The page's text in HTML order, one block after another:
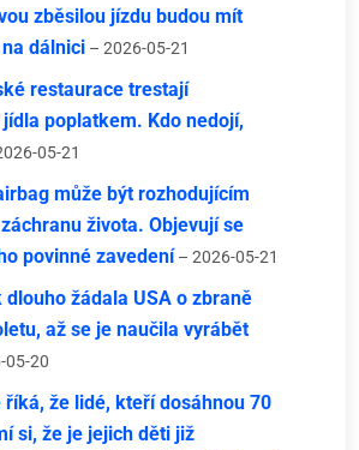
zběsilou jízdu budou mít
dálnici – 2026-05-21
restaurace trestají
poplatkem. Kdo nedojí,
05-21
může být rozhodujícím
života. Objevují se
povinné zavedení – 2026-05-21
žádala USA o zbraně
až se je naučila vyrábět
05-20
říká, že lidé, kteří dosáhnou 70
si, že je jejich děti již